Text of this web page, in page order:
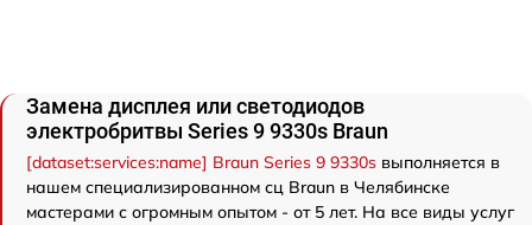
Замена дисплея или светодиодов
электробритвы Series 9 9330s Braun
[dataset:services:name] Braun Series 9 9330s выполняется в
нашем специализированном сц Braun в Челябинске
мастерами с огромным опытом - от 5 лет. На все виды услуг